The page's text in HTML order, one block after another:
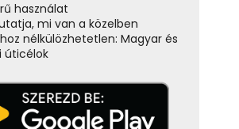
használat
mi van a közelben
nélkülözhetetlen: Magyar és
úticélok